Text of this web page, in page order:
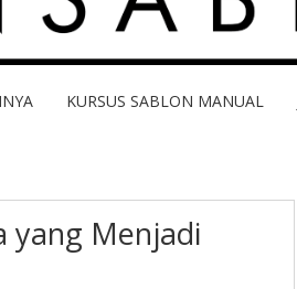
KURSUS SABLON MANUAL
yang Menjadi